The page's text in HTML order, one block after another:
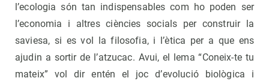
l’ecologia són tan indispensables com ho poden ser
l’economia i altres ciències socials per construir la
saviesa, si es vol la filosofia, i l’ètica per a que ens
ajudin a sortir de l’atzucac. Avui, el lema “Coneix-te tu
mateix” vol dir entén el joc d’evolució biològica i